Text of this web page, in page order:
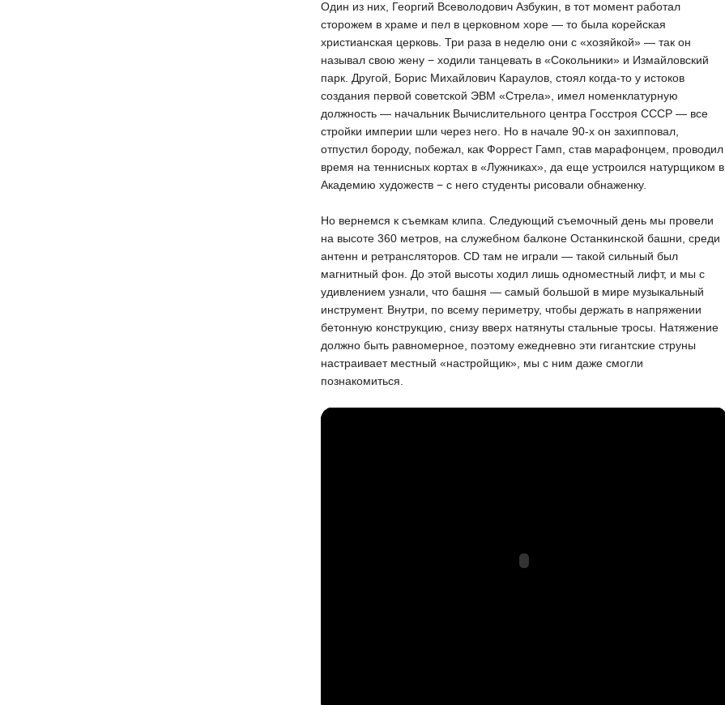
Один из них, Георгий Всеволодович Азбукин, в тот момент работал
сторожем в храме и пел в церковном хоре — то была корейская
христианская церковь. Три раза в неделю они с «хозяйкой» — так он
называл свою жену − ходили танцевать в «Сокольники» и Измайловский
парк. Другой, Борис Михайлович Караулов, стоял когда-то у истоков
создания первой советской ЭВМ «Стрела», имел номенклатурную
должность — начальник Вычислительного центра Госстроя СССР — все
стройки империи шли через него. Но в начале 90-х он захипповал,
отпустил бороду, побежал, как Форрест Гамп, став марафонцем, проводил
время на теннисных кортах в «Лужниках», да еще устроился натурщиком в
Академию художеств − с него студенты рисовали обнаженку.
Но вернемся к съемкам клипа. Следующий съемочный день мы провели
на высоте 360 метров, на служебном балконе Останкинской башни, среди
антенн и ретрансляторов. CD там не играли — такой сильный был
магнитный фон. До этой высоты ходил лишь одноместный лифт, и мы с
удивлением узнали, что башня — самый большой в мире музыкальный
инструмент. Внутри, по всему периметру, чтобы держать в напряжении
бетонную конструкцию, снизу вверх натянуты стальные тросы. Натяжение
должно быть равномерное, поэтому ежедневно эти гигантские струны
настраивает местный «настройщик», мы с ним даже смогли
познакомиться.